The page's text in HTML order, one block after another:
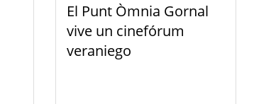
El Punt Òmnia Gornal
vive un cinefórum
veraniego